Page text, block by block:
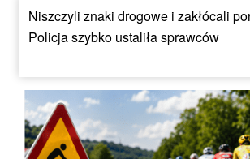
Niszczyli znaki drogowe i zakłócali
Policja szybko ustaliła sprawców